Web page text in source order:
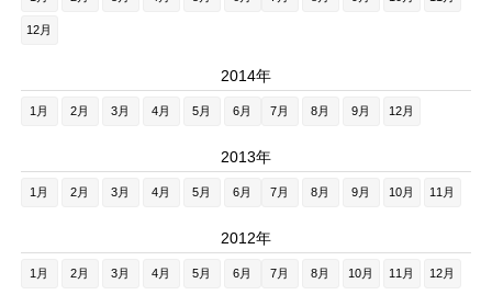
12月
2014年
1月 2月 3月 4月 5月 6月 7月 8月 9月 12月
2013年
1月 2月 3月 4月 5月 6月 7月 8月 9月 10月 11月
2012年
1月 2月 3月 4月 5月 6月 7月 8月 10月 11月 12月